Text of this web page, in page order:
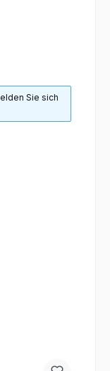
Sie sich